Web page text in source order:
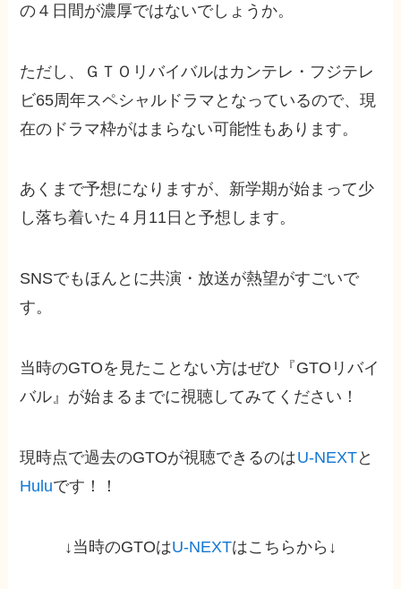
の４日間が濃厚ではないでしょうか。
ただし、ＧＴＯリバイバルはカンテレ・フジテレ
ビ65周年スペシャルドラマとなっているので、現
在のドラマ枠がはまらない可能性もあります。
あくまで予想になりますが、新学期が始まって少
し落ち着いた４月11日と予想します。
SNSでもほんとに共演・放送が熱望がすごいで
す。
当時のGTOを見たことない方はぜひ『GTOリバイ
バル』が始まるまでに視聴してみてください！
現時点で過去のGTOが視聴できるのはU-NEXTと
Huluです！！
↓当時のGTOはU-NEXTはこちらから↓